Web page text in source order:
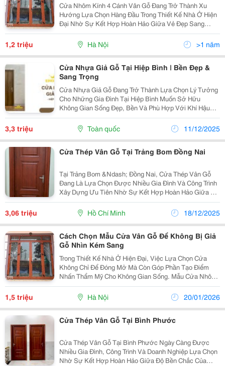
Cửa Nhôm Kính 4 Cánh Vân Gỗ Đang Trở Thành Xu
Hướng Lựa Chọn Hàng Đầu Trong Thiết Kế Nhà Ở Hiện
Đại Nhờ Sự Kết Hợp Hoàn Hảo Giữa Vẻ Đẹp Sang
Trọng Của Vân Gỗ Và Độ Bền Vượt Trội Của Nhôm
Kính. Không Chỉ Giúp Không Gian Trở Nên Rộng Mở,
Thoáng Đãng...
1,2 triệu Hà Nội >1 năm
Cửa Nhựa Giả Gỗ Tại Hiệp Bình | Bền Đẹp &
Sang Trọng
Cửa Nhựa Giả Gỗ Đang Trở Thành Lựa Chọn Lý Tưởng
Cho Những Gia Đình Tại Hiệp Bình Muốn Sở Hữu
Không Gian Sống Đẹp, Bền Và Phù Hợp Với Khí Hậu
Nóng Ẩm. Dòng Cửa Này Mang Đến Vẻ Sang Trọng Của
Vân Gỗ Tự Nhiên Nhưng Khắc Phục Hoàn Toàn Nhược
Điểm Của Gỗ...
3,3 triệu Toàn quốc 11/12/2025
Cửa Thép Vân Gỗ Tại Trảng Bom Đồng Nai
Tại Trảng Bom &Ndash; Đồng Nai, Cửa Thép Vân Gỗ
Đang Là Lựa Chọn Được Nhiều Gia Đình Và Công Trình
Xây Dựng Ưu Tiên Nhờ Sự Kết Hợp Hoàn Hảo Giữa Độ
Bền Chắc Của Thép Và Vẻ Đẹp Sang Trọng Của Vân Gỗ
Tự Nhiên. Sản Phẩm Không Chỉ Đảm Bảo An Toàn,
Chống...
3,06 triệu Hồ Chí Minh 18/12/2025
Cách Chọn Mẫu Cửa Vân Gỗ Để Không Bị Giả
Gỗ Nhìn Kém Sang
Trong Thiết Kế Nhà Ở Hiện Đại, Việc Lựa Chọn Cửa
Không Chỉ Để Đóng Mở Mà Còn Góp Phần Tạo Điểm
Nhấn Thẩm Mỹ Cho Không Gian Sống. Mẫu Cửa Nhôm
Kính 4 Cánh Vân Gỗ Đang Là Lựa Chọn Được Rất
Nhiều Gia Đình Ưa Chuộng Bởi Vẻ Đẹp Sang Trọng, Độ
Bền Cao Và...
1,5 triệu Hà Nội 20/01/2026
Cửa Thép Vân Gỗ Tại Bình Phước
Cửa Thép Vân Gỗ Tại Bình Phước Ngày Càng Được
Nhiều Gia Đình, Công Trình Và Doanh Nghiệp Lựa Chọn
Nhờ Sự Kết Hợp Hoàn Hảo Giữa Độ Bền Chắc Của